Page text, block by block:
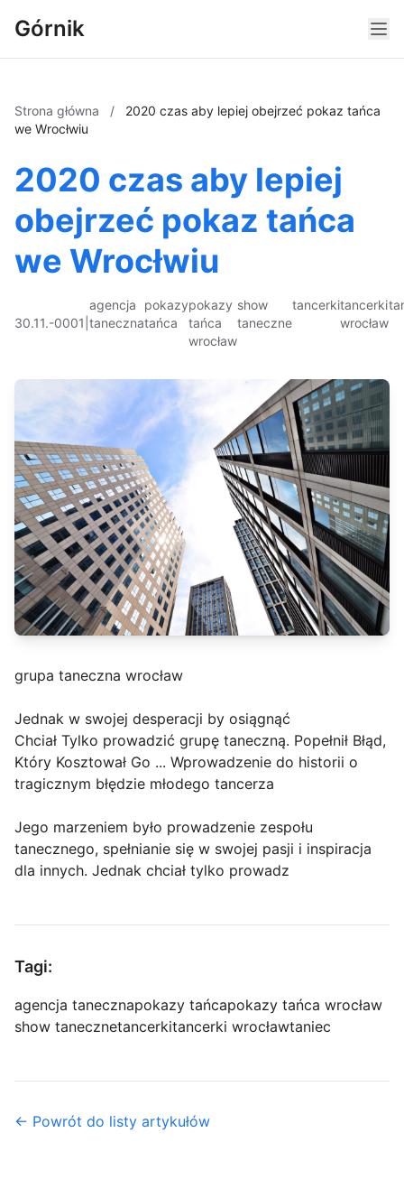
Górnik
Strona główna /
2020 czas aby lepiej obejrzeć pokaz tańca
we Wrocłwiu
2020 czas aby lepiej
obejrzeć pokaz tańca
we Wrocłwiu
30.11.-0001
agencja
taneczna
pokazy
tańca
pokazy
tańca
wrocław
show
taneczne
tancerkitancerki
wrocław
grupa taneczna wrocław
Jednak w swojej desperacji by osiągnąć
Chciał Tylko prowadzić grupę taneczną. Popełnił Błąd,
Który Kosztował Go ... Wprowadzenie do historii o
tragicznym błędzie młodego tancerza
Jego marzeniem było prowadzenie zespołu
tanecznego, spełnianie się w swojej pasji i inspiracja
dla innych. Jednak chciał tylko prowadz
Tagi:
agencja tanecznapokazy tańcapokazy tańca wrocław
show tanecznetancerkitancerki wrocławtaniec
← Powrót do listy artykułów